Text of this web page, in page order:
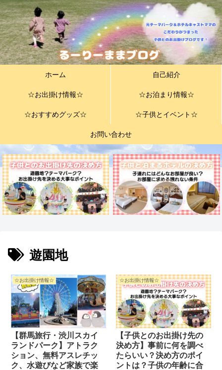
ホーム 自己紹介
☆お出掛け情報☆ ☆お泊まり情報☆
☆おすすめグッズ☆ ☆子供とイベント☆
お問い合わせ
遊園地
☆お出掛け情報☆
【群馬旅行・渋川スカイ
ランドパーク】アトラク
ション、無料アスレチッ
ク、水遊びなど家族で楽
☆お出掛け情報☆
【子供とのお出掛け先の
決め方】事前に何を調べ
たらいい？決め方のポイ
ントは？子供の年齢に合